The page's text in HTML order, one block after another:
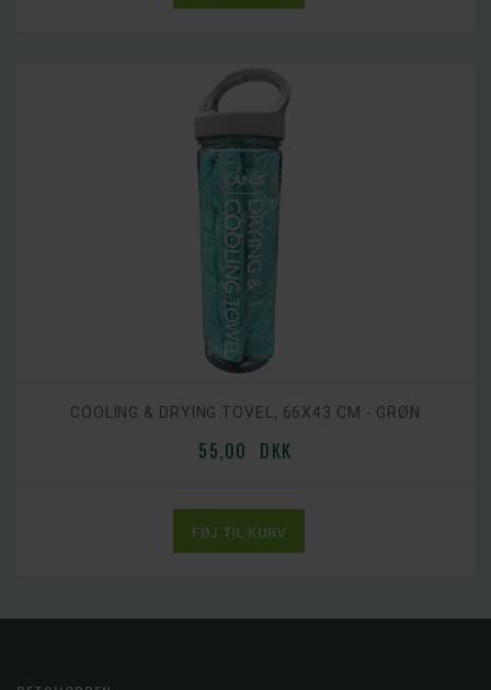
COOLING & DRYING TOVEL, 66X43 CM - GRØN
55,00 DKK